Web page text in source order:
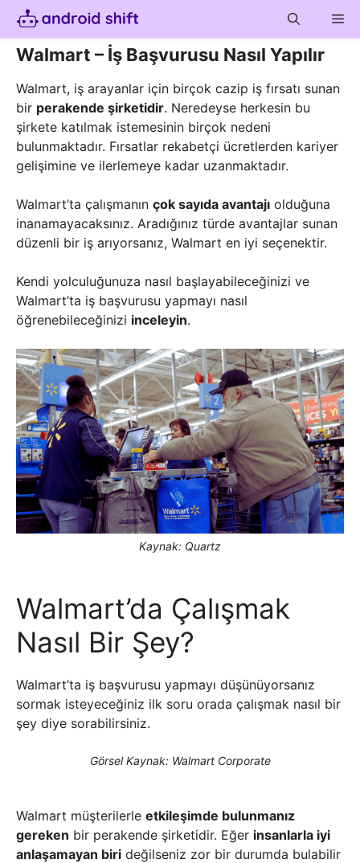
Skip
content
Walmart – İş Başvurusu Nasıl Yapılır
Walmart, iş arayanlar için birçok cazip iş fırsatı sunan
bir perakende şirketidir. Neredeyse herkesin bu
şirkete katılmak istemesinin birçok nedeni
bulunmaktadır. Fırsatlar rekabetçi ücretlerden kariyer
gelişimine ve ilerlemeye kadar uzanmaktadır.
Walmart’ta çalışmanın çok sayıda avantajı olduğuna
inanamayacaksınız. Aradığınız türde avantajlar sunan
düzenli bir iş arıyorsanız, Walmart en iyi seçenektir.
Kendi yolculuğunuza nasıl başlayabileceğinizi ve
Walmart’ta iş başvurusu yapmayı nasıl
öğrenebileceğinizi inceleyin.
Kaynak: Quartz
Walmart’da Çalışmak
Nasıl Bir Şey?
Walmart’ta iş başvurusu yapmayı düşünüyorsanız
sormak isteyeceğiniz ilk soru orada çalışmak nasıl bir
şey diye sorabilirsiniz.
Görsel Kaynak: Walmart Corporate
Walmart müşterilerle etkileşimde bulunmanız
gereken bir perakende şirketidir. Eğer insanlarla iyi
anlaşamayan biri değilseniz zor bir durumda bulabilir